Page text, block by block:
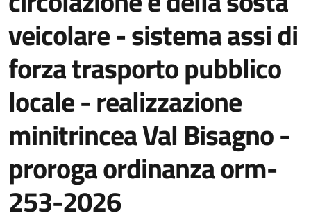
veicolare - sistema assi di
forza trasporto pubblico
locale - realizzazione
minitrincea Val Bisagno -
proroga ordinanza orm-
253-2026